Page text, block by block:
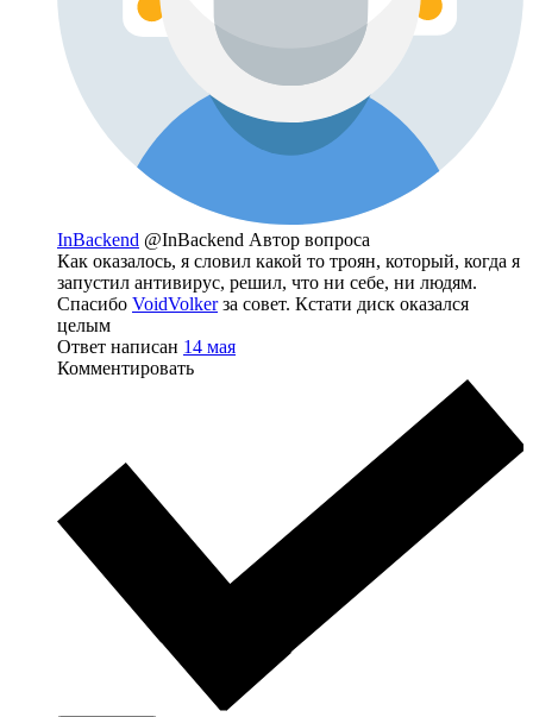
InBackend @InBackend Автор вопроса
Как оказалось, я словил какой то троян, который, когда я
запустил антивирус, решил, что ни себе, ни людям.
Спасибо VoidVolkerза совет. Кстати диск оказался
целым
Ответ написан 14 мая
Комментировать